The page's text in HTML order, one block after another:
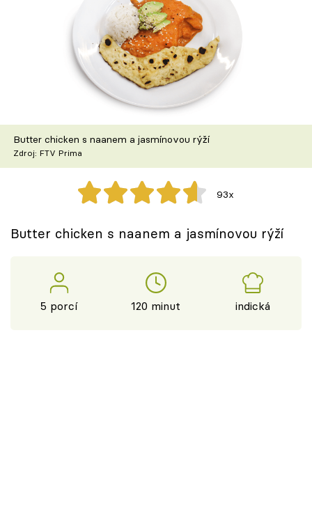
TV Program
Škola vaření
Recepty z TV
Speciál: Cuketa
Těhotnej kuchař
Sledujte prima+
Přihlášení
Butter chicken s naanem a jasmínovou rýží
Zdroj: FTV Prima
93x
Butter chicken s naanem a jasmínovou rýží
5 porcí 120 minut indická